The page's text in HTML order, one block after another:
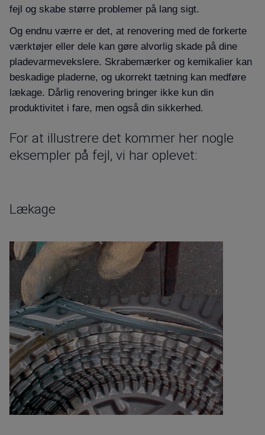
fejl og skabe større problemer på lang sigt.
Og endnu værre er det, at renovering med de forkerte
værktøjer eller dele kan gøre alvorlig skade på dine
pladevarmevekslere. Skrabemærker og kemikalier kan
beskadige pladerne, og ukorrekt tætning kan medføre
lækage. Dårlig renovering bringer ikke kun din
produktivitet i fare, men også din sikkerhed.
For at illustrere det kommer her nogle
eksempler på fejl, vi har oplevet:
Lækage